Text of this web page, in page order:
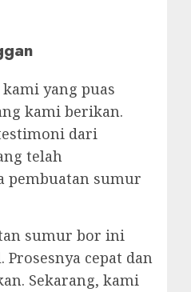
yang puas
kami berikan.
dari
telah
pembuatan sumur
sumur bor ini
cepat dan
Sekarang, kami